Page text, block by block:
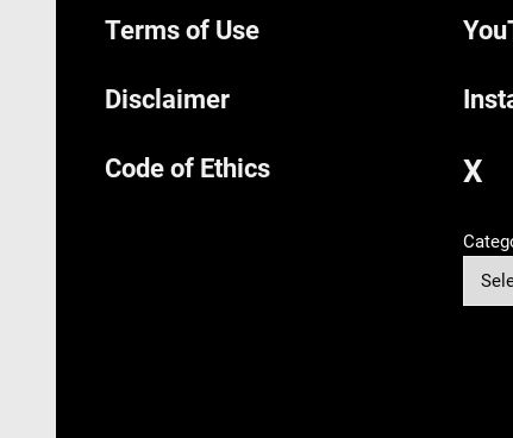
Terms of Use
Disclaimer
Code of Ethics X